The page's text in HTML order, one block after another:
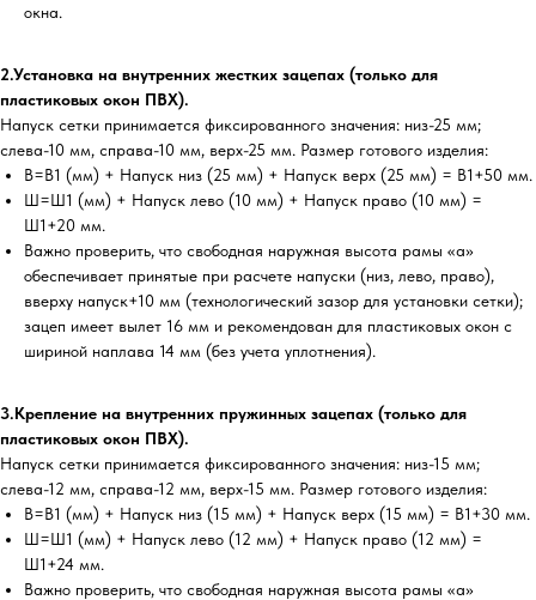
окна.
2.Установка на внутренних жестких зацепах (только для
пластиковых окон ПВХ).
Напуск сетки принимается фиксированного значения: низ-25 мм;
слева-10 мм, справа-10 мм, верх-25 мм. Размер готового изделия:
В=В1 (мм) + Напуск низ (25 мм) + Напуск верх (25 мм) = В1+50 мм.
Ш=Ш1 (мм) + Напуск лево (10 мм) + Напуск право (10 мм) =
Ш1+20 мм.
Важно проверить, что свободная наружная высота рамы «а»
обеспечивает принятые при расчете напуски (низ, лево, право),
вверху напуск+10 мм (технологический зазор для установки сетки);
зацеп имеет вылет 16 мм и рекомендован для пластиковых окон с
шириной наплава 14 мм (без учета уплотнения).
3.Крепление на внутренних пружинных зацепах (только для
пластиковых окон ПВХ).
Напуск сетки принимается фиксированного значения: низ-15 мм;
слева-12 мм, справа-12 мм, верх-15 мм. Размер готового изделия:
В=В1 (мм) + Напуск низ (15 мм) + Напуск верх (15 мм) = В1+30 мм.
Ш=Ш1 (мм) + Напуск лево (12 мм) + Напуск право (12 мм) =
Ш1+24 мм.
Важно проверить, что свободная наружная высота рамы «а»